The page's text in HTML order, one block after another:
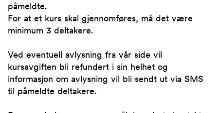
påmeldte.
For at et kurs skal gjennomføres, må det være
minimum 3 deltakere.
Ved eventuell avlysning fra vår side vil
kursavgiften bli refundert i sin helhet og
informasjon om avlysning vil bli sendt ut via SMS
til påmeldte deltakere.